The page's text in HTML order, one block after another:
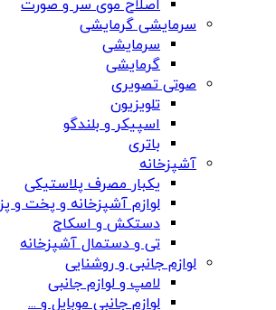
اصلاح موی سر و صورت
سرمایشی گرمایشی
سرمایشی
گرمایشی
صوتی تصویری
تلویزیون
اسپیکر و بلندگو
باتری
آشپزخانه
یکبار مصرف پلاستیکی
لوازم آشپزخانه و پخت و پز
دستکش و اسکاج
تی و دستمال آشپزخانه
لوازم جانبی و روشنایی
لامپ و لوازم جانبی
لوازم جانبی موبایل و ...